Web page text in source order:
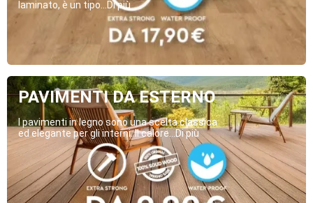
laminato, è un tipo...Di più
PAVIMENTI DA ESTERNO
I pavimenti in legno sono una scelta classica
ed elegante per gli interni. Il calore...Di più